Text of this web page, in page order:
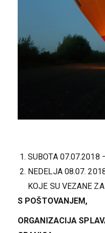
SUBOTA 07.07.2018
NEDELJA 08.07.
KOJE SU VEZANE
S POŠTOVANJEM,
ORGANIZACIJA